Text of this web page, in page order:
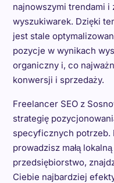
najnowszymi trendami i
wyszukiwarek. Dzięki
jest stale
pozycje w wynikach
organiczny i, co
konwersji i sprzedaży.
Freelancer SEO z
strategię
specyficznych potrzeb.
prowadzisz małą
przedsiębiorstwo,
Ciebie najbardziej